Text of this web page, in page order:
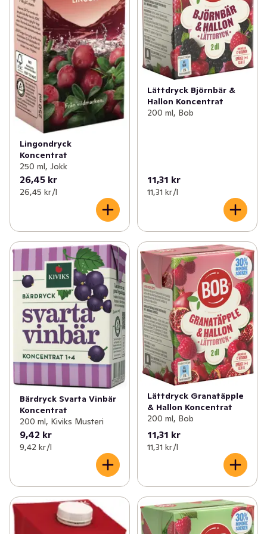
som ville ta vara på det vildmarken hade att erbjuda och
redan 1972 lanserades den första bärdrycken. Läs mer
om vad JOKK® betyder och hitta massa spännande
recept på jokk.se
Lingondryck
Koncentrat
250 ml, Jokk
26,45 kr
26,45 kr /l
Lättdryck Björnbär &
Hallon Koncentrat
200 ml, Bob
11,31 kr
11,31 kr /l
Bärdryck Svarta Vinbär
Koncentrat
200 ml, Kiviks Musteri
9,42 kr
9,42 kr /l
Lättdryck Granatäpple
& Hallon Koncentrat
200 ml, Bob
11,31 kr
11,31 kr /l